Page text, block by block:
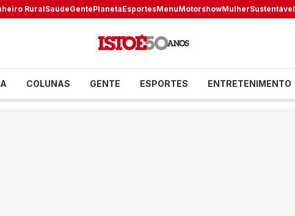
RuralSaúdeGentePlanetaEsportesMenuMotorshowMulherSustentável
COLUNAS GENTE ESPORTES ENTRETENIMENTO